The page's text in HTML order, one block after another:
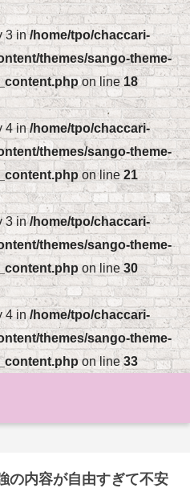
3 in/home/tpo/chaccari-
themes/sango-theme-
on line18
4 in/home/tpo/chaccari-
themes/sango-theme-
on line21
3 in/home/tpo/chaccari-
themes/sango-theme-
on line30
4 in /home/tpo/chaccari-
themes/sango-theme-
on line33
の内容が自由すぎて不安